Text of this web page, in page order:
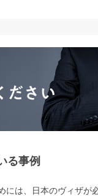
る事例
は、日本のヴィザが